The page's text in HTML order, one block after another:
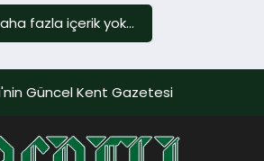
fazla içerik yok...
Güncel Kent Gazetesi